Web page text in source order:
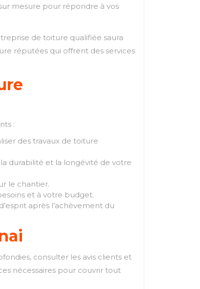
mesure pour répondre à vos
de toiture qualifiée saura
réputées qui offrent des services
:
des travaux de toiture
durabilité et la longévité de votre
le chantier.
et à votre budget.
après l’achèvement du
consulter les avis clients et
nécessaires pour couvrir tout